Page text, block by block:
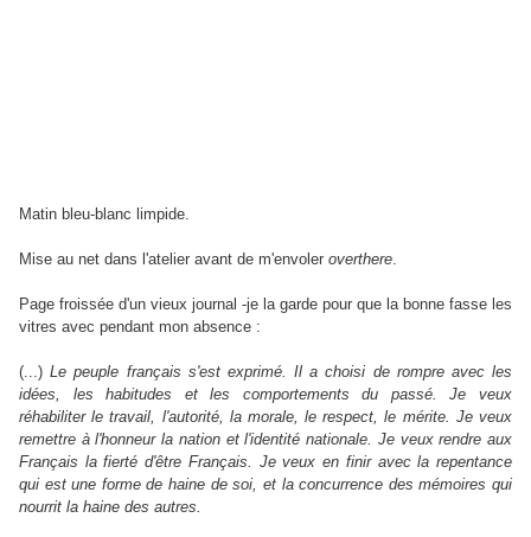
Matin bleu-blanc limpide.
Mise au net dans l'atelier avant de m'envoler overthere.
Page froissée d'un vieux journal -je la garde pour que la bonne fasse les
vitres avec pendant mon absence :
(...)Le peuple français s'est exprimé. Il a choisi de rompre avec les
idées, les habitudes et les comportements du passé. Je veux
réhabiliter le travail, l'autorité, la morale, le respect, le mérite. Je veux
remettre à l'honneur la nation et l'identité nationale. Je veux rendre aux
Français la fierté d'être Français. Je veux en finir avec la repentance
qui est une forme de haine de soi, et la concurrence des mémoires qui
nourrit la haine des autres.